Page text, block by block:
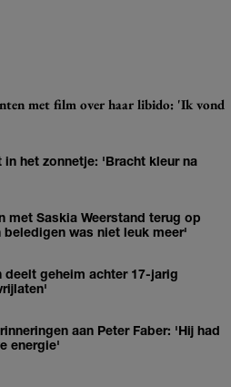
met film over haar libido: 'Ik vond
het zonnetje: 'Bracht kleur na
met Saskia Weerstand terug op
was niet leuk meer'
deelt geheim achter 17-jarig
aan Peter Faber: 'Hij had
energie'